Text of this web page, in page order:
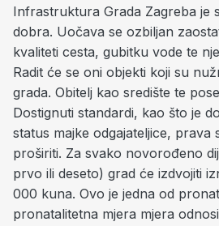
Infrastruktura Grada Zagreba je
dobra. Uočava se ozbiljan
kvaliteti cesta, gubitku vode te
Radit će se oni objekti koji su
grada. Obitelj kao središte te
Dostignuti standardi, kao što je
status majke odgajateljice, prava
proširiti. Za svako novorođeno
prvo ili deseto) grad će izdvojiti
000 kuna. Ovo je jedna od
pronatalitetna mjera mjera